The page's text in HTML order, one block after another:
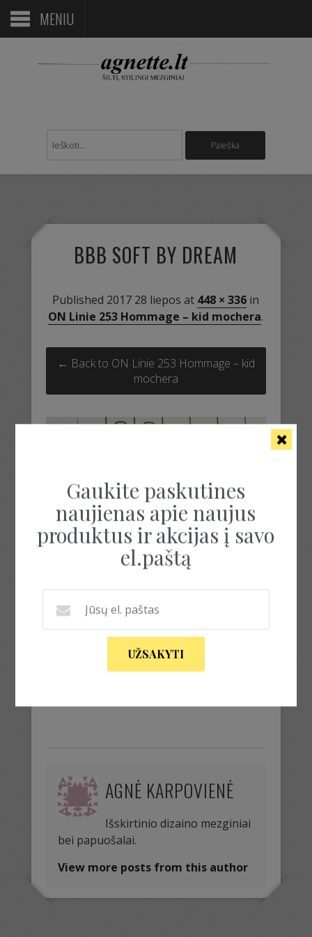
MENIU
BBB SOFT BY DREAM
Published 2017 28 liepos at 448 × 336 in
ON Linie 253 Hommage – kid mochera.
← Back to ON Linie 253 Hommage – kid
mochera
bbb soft by dream
AGNĖ KARPOVIENĖ
Išskirtinio dizaino mezginiai
bei papuošalai.
View more posts from this author
Gaukite paskutines
naujienas apie naujus
produktus ir akcijas į savo
el.paštą
UŽSAKYTI